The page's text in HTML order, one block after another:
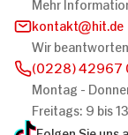
kontakt
hit.de
Wir
(0228) 42967
Montag -
Freitags: 9 bis
Folgen Sie uns